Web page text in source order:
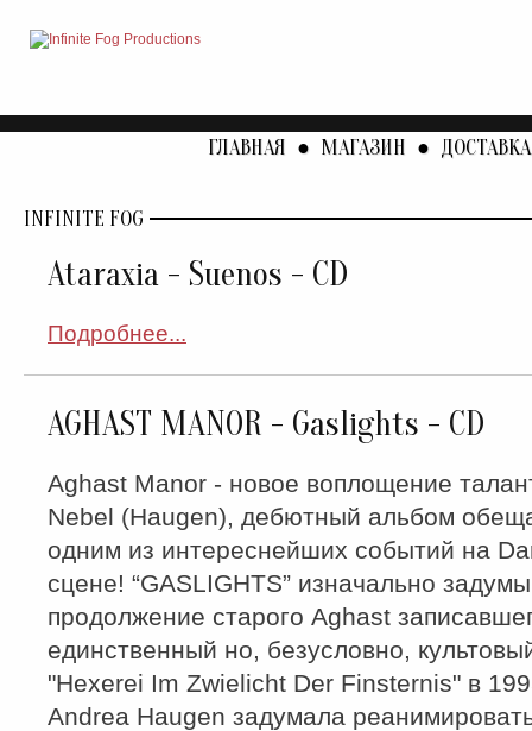
ГЛАВНАЯ ● МАГАЗИН ●
INFINITE FOG
Ataraxia - Suenos - CD
Подробнее...
AGHAST MANOR - Gaslights - CD
Aghast Manor - новое воплощение
Nebel (Haugen), дебютный альбом
одним из интереснейших событий на
сцене! “GASLIGHTS” изначально
продолжение старого Aghast
единственный но, безусловно,
"Hexerei Im Zwielicht Der Finsternis" в
Andrea Haugen задумала